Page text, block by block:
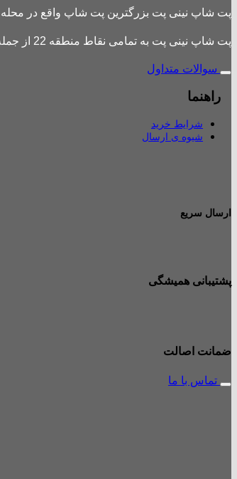
پت شاپ نینی پت بزرگترین پت شاپ واقع در محله
پت شاپ نینی پت به تمامی نقاط منطقه 22 از جمله پارک چیتگرو محله های اطراف ،شهرک باقری، دهکده المپیک ، شهرک خرازی، بلوار کوهک، شهرک چیتگر ، دریاچه چیتگر و تمامی نقاط تهران ارسال دارد.
سوالات متداول
راهنما
شرایط خرید
شیوه ی ارسال
ارسال سریع
پشتیبانی همیشگی
ضمانت اصالت
تماس با ما